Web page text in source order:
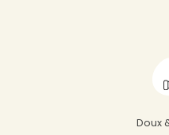
Doux